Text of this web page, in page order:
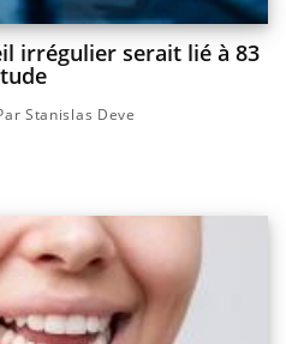
irrégulier serait lié à 83
Stanislas Deve